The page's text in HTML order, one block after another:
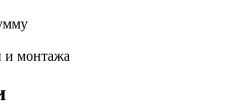
и монтажа